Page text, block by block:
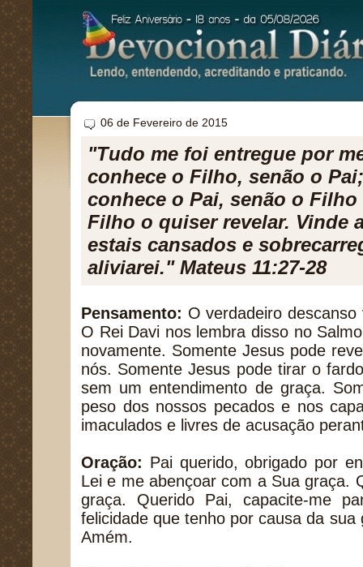
06 de Fevereiro de 2015
"Tudo me foi entregue por
conhece o Filho, senão o
conhece o Pai, senão o Filho
Filho o quiser revelar. Vinde
estais cansados e
aliviarei." Mateus 11:27-28
Pensamento: O verdadeiro
O Rei Davi nos lembra disso no
novamente. Somente Jesus pode
nós. Somente Jesus pode tirar o
sem um entendimento de graça.
peso dos nossos pecados e nos
imaculados e livres de acusação
Oração: Pai querido, obrigado por
Lei e me abençoar com a Sua graça.
graça. Querido Pai, capacite-me
felicidade que tenho por causa da
Amém.